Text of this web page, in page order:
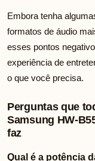
Embora tenha
formatos de áudio
esses pontos
experiência de
o que você precisa.
Perguntas que
Samsung HW-
faz
Qual é a potência